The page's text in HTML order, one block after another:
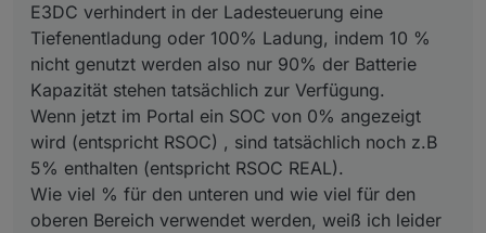
E3DC verhindert in der Ladesteuerung eine
Tiefenentladung oder 100% Ladung, indem 10 %
nicht genutzt werden also nur 90% der Batterie
Kapazität stehen tatsächlich zur Verfügung.
Wenn jetzt im Portal ein SOC von 0% angezeigt
wird (entspricht RSOC) , sind tatsächlich noch z.B
5% enthalten (entspricht RSOC REAL).
Wie viel % für den unteren und wie viel für den
oberen Bereich verwendet werden, weiß ich leider